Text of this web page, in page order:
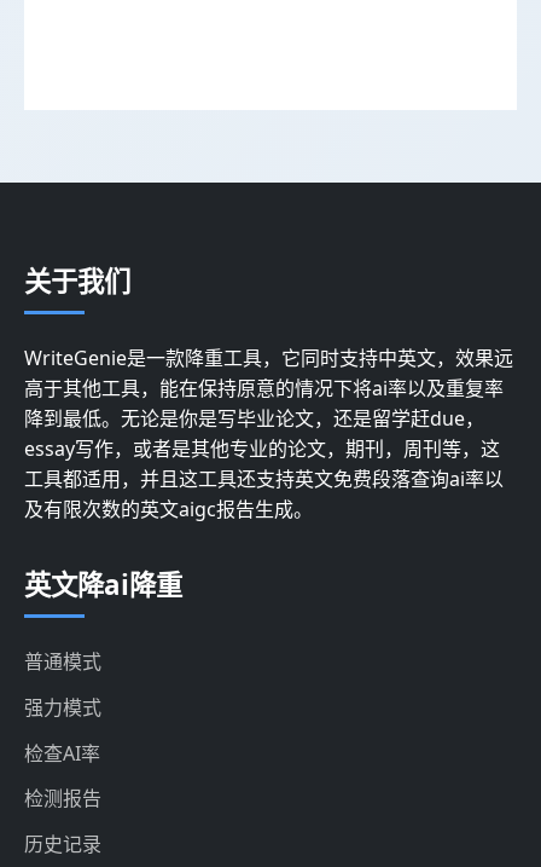
关于我们
WriteGenie是一款降重工具，它同时支持中英文，效果远
高于其他工具，能在保持原意的情况下将ai率以及重复率
降到最低。无论是你是写毕业论文，还是留学赶due，
essay写作，或者是其他专业的论文，期刊，周刊等，这
工具都适用，并且这工具还支持英文免费段落查询ai率以
及有限次数的英文aigc报告生成。
英文降ai降重
普通模式
强力模式
检查AI率
检测报告
历史记录